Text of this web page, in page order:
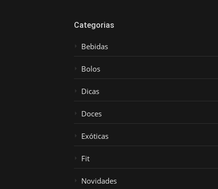
Categorias
Bebidas
Bolos
Dicas
Doces
Exóticas
Fit
Novidades